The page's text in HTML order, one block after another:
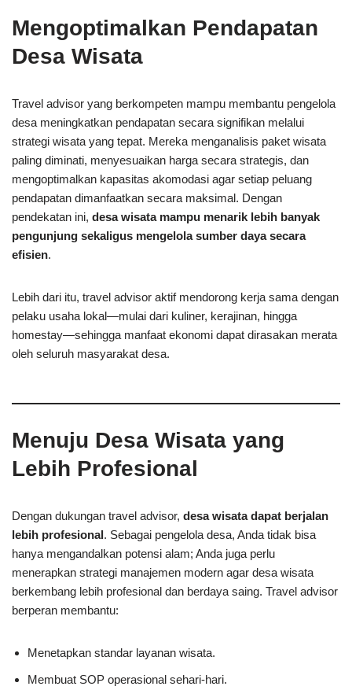
Mengoptimalkan Pendapatan
Desa Wisata
Travel advisor yang berkompeten mampu membantu pengelola
desa meningkatkan pendapatan secara signifikan melalui
strategi wisata yang tepat. Mereka menganalisis paket wisata
paling diminati, menyesuaikan harga secara strategis, dan
mengoptimalkan kapasitas akomodasi agar setiap peluang
pendapatan dimanfaatkan secara maksimal. Dengan
pendekatan ini, desa wisata mampu menarik lebih banyak
pengunjung sekaligus mengelola sumber daya secara
efisien.
Lebih dari itu, travel advisor aktif mendorong kerja sama dengan
pelaku usaha lokal—mulai dari kuliner, kerajinan, hingga
homestay—sehingga manfaat ekonomi dapat dirasakan merata
oleh seluruh masyarakat desa.
Menuju Desa Wisata yang
Lebih Profesional
Dengan dukungan travel advisor, desa wisata dapat berjalan
lebih profesional. Sebagai pengelola desa, Anda tidak bisa
hanya mengandalkan potensi alam; Anda juga perlu
menerapkan strategi manajemen modern agar desa wisata
berkembang lebih profesional dan berdaya saing. Travel advisor
berperan membantu:
Menetapkan standar layanan wisata.
Membuat SOP operasional sehari-hari.